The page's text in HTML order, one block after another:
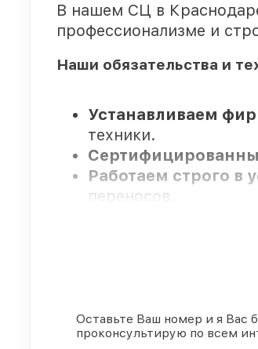
В нашем СЦ в
профессионализме и
Наши обязательства и
Устанавливаем
техники.
Работаем строго в
переносов.
80%работ по
Оставьте Ваш номер и я Вас
проконсультирую по всем